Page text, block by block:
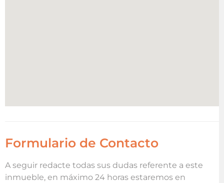
Formulario de Contacto
A seguir redacte todas sus dudas referente a este
inmueble, en máximo 24 horas estaremos en